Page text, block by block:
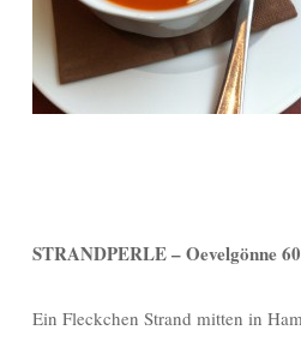
STRANDPERLE – Oevelgönne
Ein Fleckchen Strand mitten in